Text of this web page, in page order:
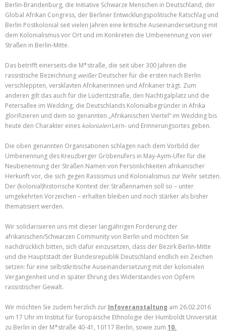
Berlin-Brandenburg, die Initiative Schwarze Menschen in Deutschland, der
Global Afrikan Congress, der Berliner Entwicklungspolitische Ratschlag und
Berlin Postkolonial seit vielen Jahren eine kritische Auseinandersetzung mit
dem Kolonialismus vor Ort und im Konkreten die Umbenennung von vier
Straßen in Berlin-Mitte.
Das betrifft einerseits die M*straße, die seit über 300 Jahren die
rassistische Bezeichnung weißerDeutscher für die ersten nach Berlin
verschleppten, versklavten Afrikanerinnen und Afrikaner trägt. Zum
anderen gilt das auch für die Lüderitzstraße, den Nachtigalplatz und die
Petersallee im Wedding, die Deutschlands Kolonialbegründer in Afrika
glorifizieren und dem so genannten „Afrikanischen Viertel“ im Wedding bis
heute den Charakter eines kolonialenLern- und Erinnerungsortes geben.
Die oben genannten Organisationen schlagen nach dem Vorbild der
Umbenennung des Kreuzberger Gröbenufers in May-Ayim-Ufer für die
Neubenennung der Straßen Namen von Persönlichkeiten afrikanischer
Herkunft vor, die sich gegen Rassismus und Kolonialismus zur Wehr setzten.
Der (kolonial)historische Kontext der Straßennamen soll so – unter
umgekehrten Vorzeichen – erhalten bleiben und noch stärker als bisher
thematisiert werden.
Wir solidarisieren uns mit dieser langjährigen Forderung der
afrikanischen/Schwarzen Community von Berlin und möchten Sie
nachdrücklich bitten, sich dafür einzusetzen, dass der Bezirk Berlin-Mitte
und die Hauptstadt der Bundesrepublik Deutschland endlich ein Zeichen
setzen: für eine selbstkritische Auseinandersetzung mit der kolonialen
Vergangenheit und in später Ehrung des Widerstandes von Opfern
rassistischer Gewalt.
Wir möchten Sie zudem herzlich zur Infoveranstaltung am 26.02.2016
um 17 Uhr im Institut für Europäische Ethnologie der Humboldt Universität
zu Berlin in der M*straße 40-41, 10117 Berlin, sowie zum 10.